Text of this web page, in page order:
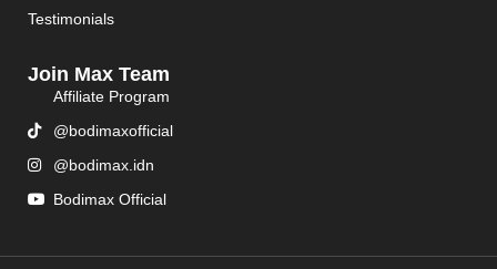
Testimonials
Join Max Team
Affiliate Program
@bodimaxofficial
@bodimax.idn
Bodimax Official